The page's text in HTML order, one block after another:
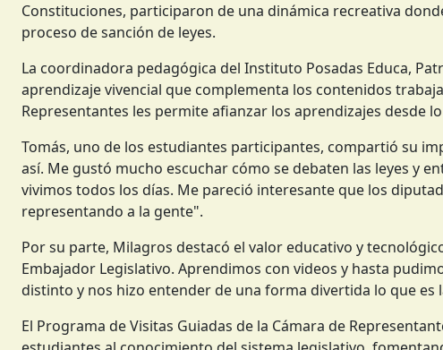
Constituciones, participaron de una dinámica recreativa
proceso de sanción de leyes.
La coordinadora pedagógica del Instituto Posadas Educa,
aprendizaje vivencial que complementa los contenidos
Representantes les permite afianzar los aprendizajes desde lo
Tomás, uno de los estudiantes participantes, compartió su
así. Me gustó mucho escuchar cómo se debaten las leyes y
vivimos todos los días. Me pareció interesante que los
representando a la gente".
Por su parte, Milagros destacó el valor educativo y
Embajador Legislativo. Aprendimos con videos y hasta
distinto y nos hizo entender de una forma divertida lo que es
El Programa de Visitas Guiadas de la Cámara de